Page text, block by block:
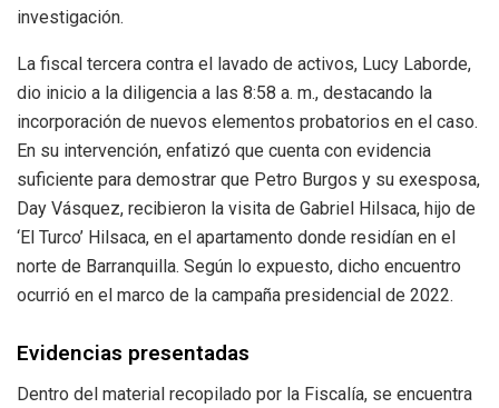
investigación.
La fiscal tercera contra el lavado de activos, Lucy Laborde,
dio inicio a la diligencia a las 8:58 a. m., destacando la
incorporación de nuevos elementos probatorios en el caso.
En su intervención, enfatizó que cuenta con evidencia
suficiente para demostrar que Petro Burgos y su exesposa,
Day Vásquez, recibieron la visita de Gabriel Hilsaca, hijo de
‘El Turco’ Hilsaca, en el apartamento donde residían en el
norte de Barranquilla. Según lo expuesto, dicho encuentro
ocurrió en el marco de la campaña presidencial de 2022.
Evidencias presentadas
Dentro del material recopilado por la Fiscalía, se encuentra